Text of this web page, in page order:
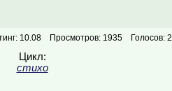
10.08 Просмотров: 1935 Голосов: 2
Цикл:
стихо